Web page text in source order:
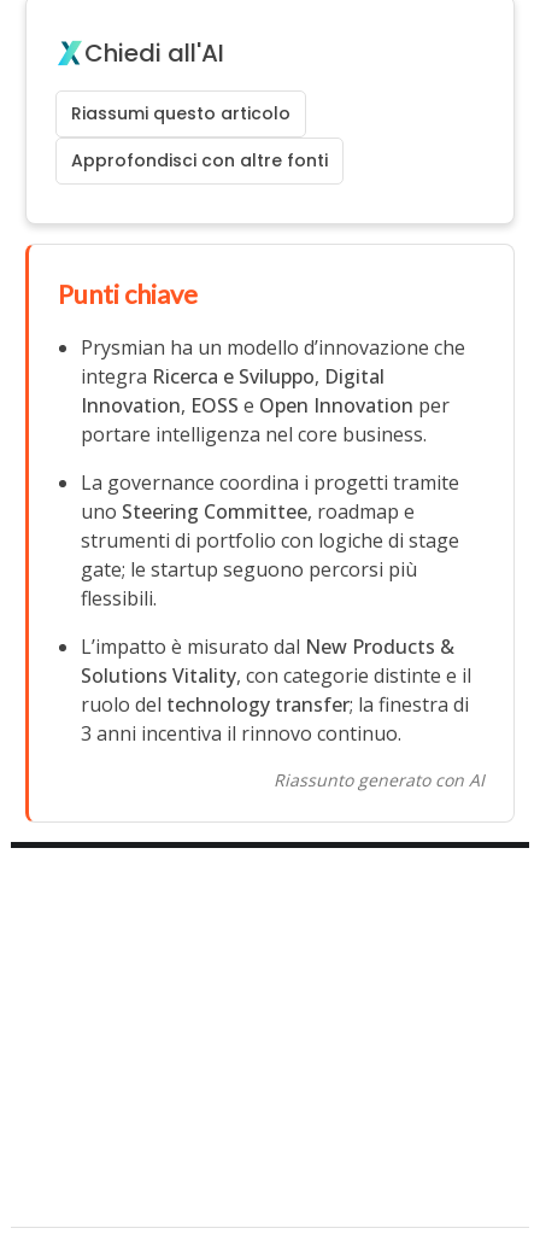
Chiedi all'AI
Riassumi questo articolo
Approfondisci con altre fonti
Punti chiave
Prysmian ha un modello d’innovazione che
integra Ricerca e Sviluppo, Digital
Innovation, EOSS e Open Innovation per
portare intelligenza nel core business.
La governance coordina i progetti tramite
uno Steering Committee, roadmap e
strumenti di portfolio con logiche di stage
gate; le startup seguono percorsi più
flessibili.
L’impatto è misurato dal New Products &
Solutions Vitality, con categorie distinte e il
ruolo del technology transfer; la finestra di
3 anni incentiva il rinnovo continuo.
Riassunto generato con AI